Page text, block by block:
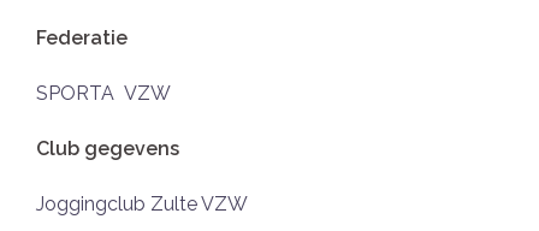
Federatie
SPORTA VZW
Club gegevens
Joggingclub Zulte VZW